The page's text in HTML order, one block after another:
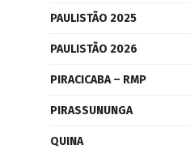
PAULISTÃO 2025
PAULISTÃO 2026
PIRACICABA – RMP
PIRASSUNUNGA
QUINA